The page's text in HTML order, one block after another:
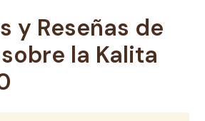
y Reseñas de
la Kalita